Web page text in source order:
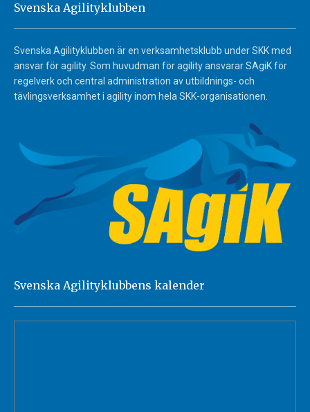
Svenska Agilityklubben
Svenska Agilityklubben är en verksamhetsklubb under SKK med
ansvar för agility. Som huvudman för agility ansvarar SAgiK för
regelverk och central administration av utbildnings- och
tävlingsverksamhet i agility inom hela SKK-organisationen.
Svenska Agilityklubbens kalender